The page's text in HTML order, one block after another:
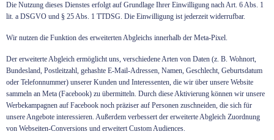
Die Nutzung dieses Dienstes erfolgt auf Grundlage Ihrer Einwilligung nach Art. 6 Abs. 1
lit. a DSGVO und § 25 Abs. 1 TTDSG. Die Einwilligung ist jederzeit widerrufbar.
Wir nutzen die Funktion des erweiterten Abgleichs innerhalb der Meta-Pixel.
Der erweiterte Abgleich ermöglicht uns, verschiedene Arten von Daten (z. B. Wohnort,
Bundesland, Postleitzahl, gehashte E-Mail-Adressen, Namen, Geschlecht, Geburtsdatum
oder Telefonnummer) unserer Kunden und Interessenten, die wir über unsere Website
sammeln an Meta (Facebook) zu übermitteln. Durch diese Aktivierung können wir unsere
Werbekampagnen auf Facebook noch präziser auf Personen zuschneiden, die sich für
unsere Angebote interessieren. Außerdem verbessert der erweiterte Abgleich Zuordnung
von Webseiten-Conversions und erweitert Custom Audiences.